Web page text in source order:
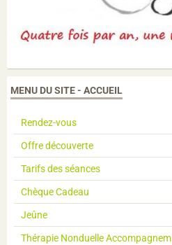
MENU DU SITE - ACCUEIL
Rendez-vous
Offre découverte
Tarifs des séances
Chèque Cadeau
Jeûne
Thérapie Nonduelle Accompagnem